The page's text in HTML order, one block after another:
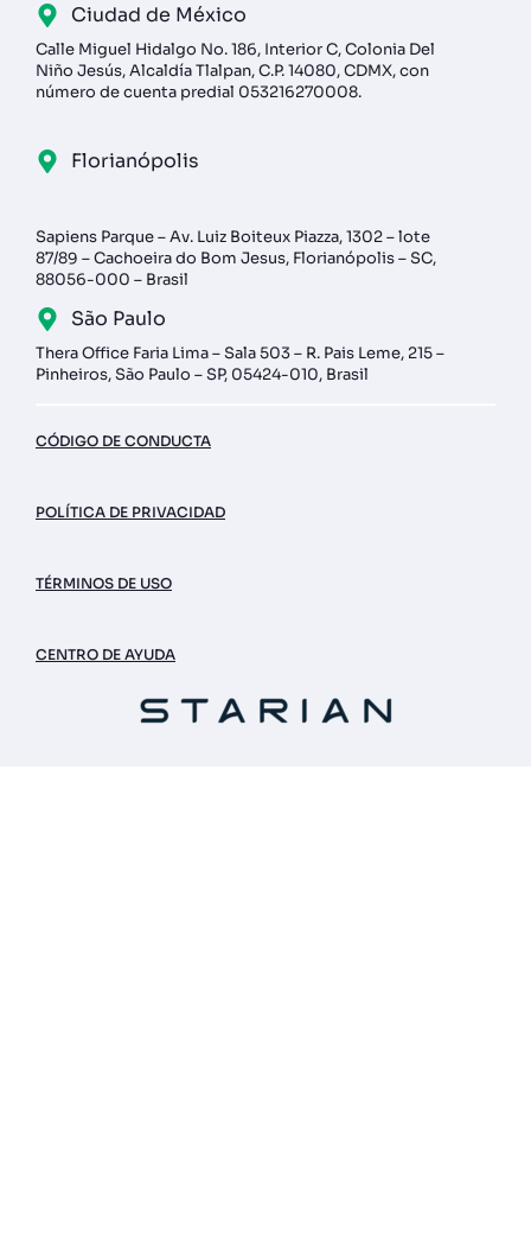
Ciudad de México
Calle Miguel Hidalgo No. 186, Interior C, Colonia Del
Niño Jesús, Alcaldía Tlalpan, C.P. 14080, CDMX, con
número de cuenta predial 053216270008.
Florianópolis
Sapiens Parque – Av. Luiz Boiteux Piazza, 1302 – lote
87/89 – Cachoeira do Bom Jesus, Florianópolis – SC,
88056-000 – Brasil
São Paulo
Thera Office Faria Lima – Sala 503 – R. Pais Leme, 215 –
Pinheiros, São Paulo – SP, 05424-010, Brasil
CÓDIGO DE CONDUCTA
POLÍTICA DE PRIVACIDAD
TÉRMINOS DE USO
CENTRO DE AYUDA